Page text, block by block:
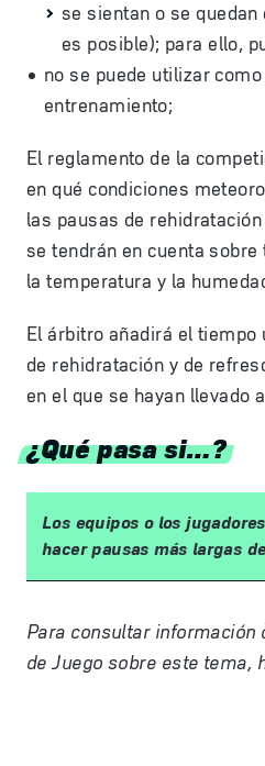
se sientan o se
es posible); para ello,
no se puede utilizar
entrenamiento;
El reglamento de la
en qué condiciones
las pausas de
se tendrán en cuenta
la temperatura y la
El árbitro añadirá el tiempo
de rehidratación y de
en el que se hayan llevado
¿Qué pasa si…?
Los equipos o los
hacer pausas más largas
Para consultar información
de Juego sobre este tema,